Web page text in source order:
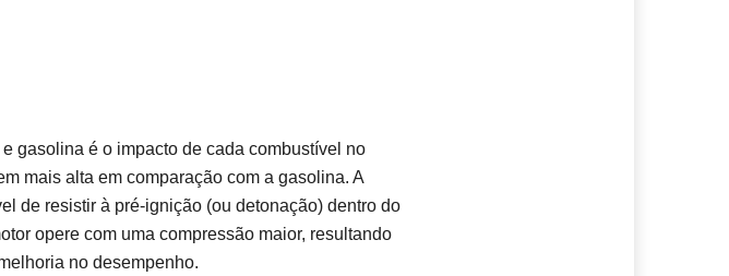
gasolina é o impacto de cada combustível no
mais alta em comparação com a gasolina. A
de resistir à pré-ignição (ou detonação) dentro do
opere com uma compressão maior, resultando
no desempenho.